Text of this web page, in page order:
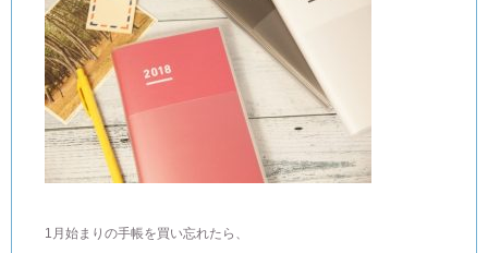
1月始まりの手帳を買い忘れたら、